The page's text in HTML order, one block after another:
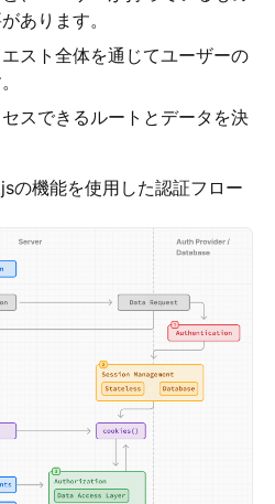
あります。
エスト全体を通じてユーザーの
セスできるルートとデータを決
の機能を使用した認証フロー